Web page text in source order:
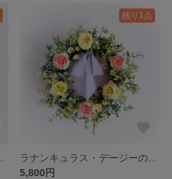
残り1点
5,800円